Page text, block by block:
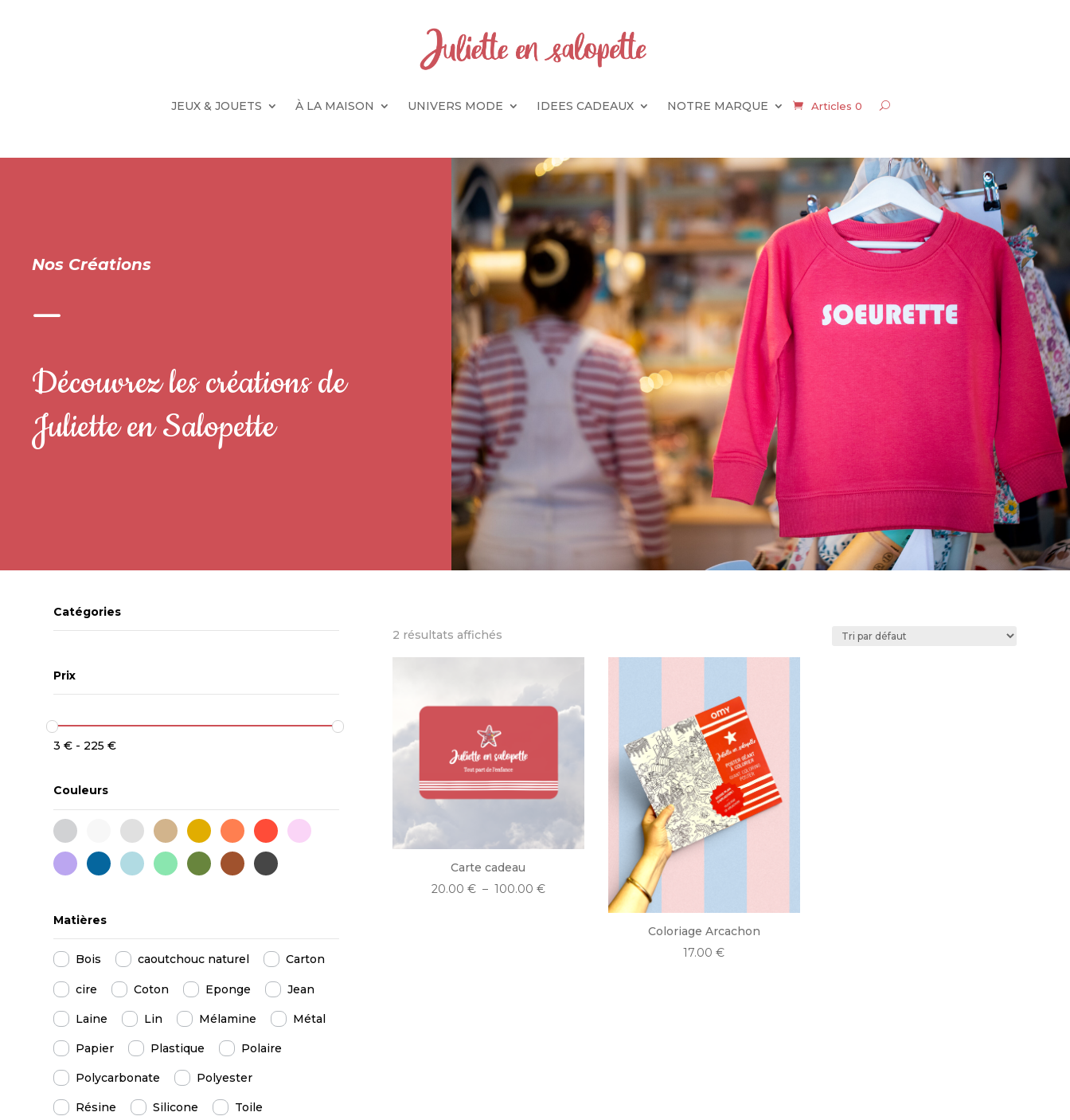
JEUX & JOUETS À LA MAISON UNIVERS MODE IDEES CADEAUX NOTRE MARQUE Articles 0
Nos Créations
K
Découvrez les créations de
Juliette en Salopette
Catégories
Prix
3 € - 225 €
Couleurs
fleurs blanc gris beige jaune orange rouge rose
violet
bleu-
fonce
bleu-
clair
vert-
clair
kaki marron noir
Matières
Bois caoutchouc naturel Carton
cire Coton Eponge Jean
Laine Lin Mélamine Métal
Papier Plastique Polaire
Polycarbonate Polyester
Résine Silicone Toile
2 résultats affichés
Carte cadeau
20.00 € – 100.00 €Plage
Coloriage Arcachon
17.00€